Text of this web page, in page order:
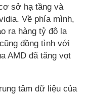
sở hạ tầng và
Về phía mình,
ra hàng tỷ đô la
đồng tình với
AMD đã tăng vọt
tâm dữ liệu của